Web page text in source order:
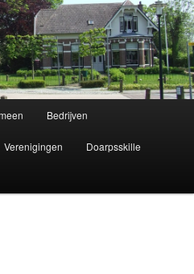
Bedrijven
Verenigingen Doarpsskille